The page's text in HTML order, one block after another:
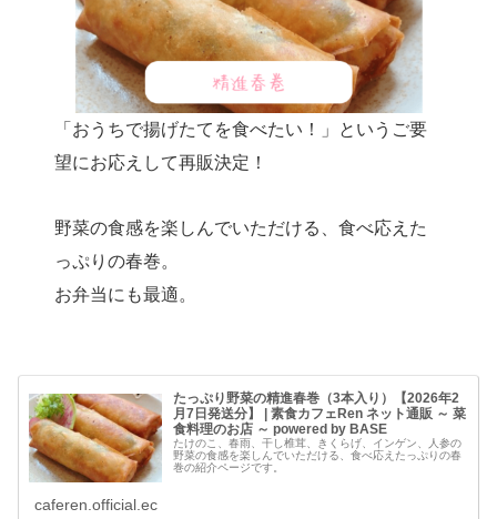
「おうちで揚げたてを食べたい！」というご要
望にお応えして再販決定！
野菜の食感を楽しんでいただける、食べ応えた
っぷりの春巻。
お弁当にも最適。
たっぷり野菜の精進春巻（3本入り）【2026年2
月7日発送分】 | 素食カフェRen ネット通販 ～ 菜
食料理のお店 ～ powered by BASE
たけのこ、春雨、干し椎茸、きくらげ、インゲン、人参の
野菜の食感を楽しんでいただける、食べ応えたっぷりの春
巻の紹介ページです。
caferen.official.ec